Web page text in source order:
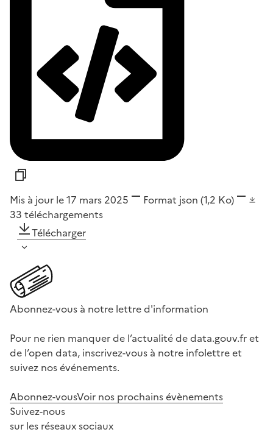
Mis à jour le 17 mars 2025 Format json (1,2 Ko)
33 téléchargements
Télécharger
Abonnez-vous à notre lettre d'information
Pour ne rien manquer de l’actualité de data.gouv.fr et
de l’open data, inscrivez-vous à notre infolettre et
suivez nos événements.
Abonnez-vousVoir nos prochains évènements
Suivez-nous
sur les réseaux sociaux